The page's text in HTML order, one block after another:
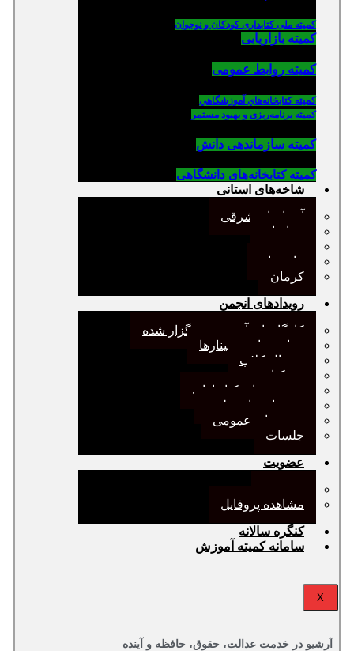
کمیته ملی کتابداری کودکان و نوجوان
کمیته بازاریابی
کمیته روابط عمومی
كميته كتابخانه‌هاي آموزشگاهي
کمیته برنامه‌ریزی و بهبود مستمر
کمیته سازماندهی دانش
کمیته کتابخانه‌های دانشگاهی
شاخه‌های استانی
آذربایجان شرقی
خراسان
مازندران
کرمان
رویدادهای انجمن
کارگاههای آموزشی برگزار شده
همایش‌ها و سمینارها
ژورنال کلاب
نقد کتاب
دورهمی‌های کتابدارانه
سخنرانی‌های علمی
مجمع‌های عمومی
جلسات
عضویت
مشاهده پروفایل
کنگره سالانه
سامانه کمیته آموزش
X
آرشیو در خدمت عدالت، حقوق، حافظه و آینده‌